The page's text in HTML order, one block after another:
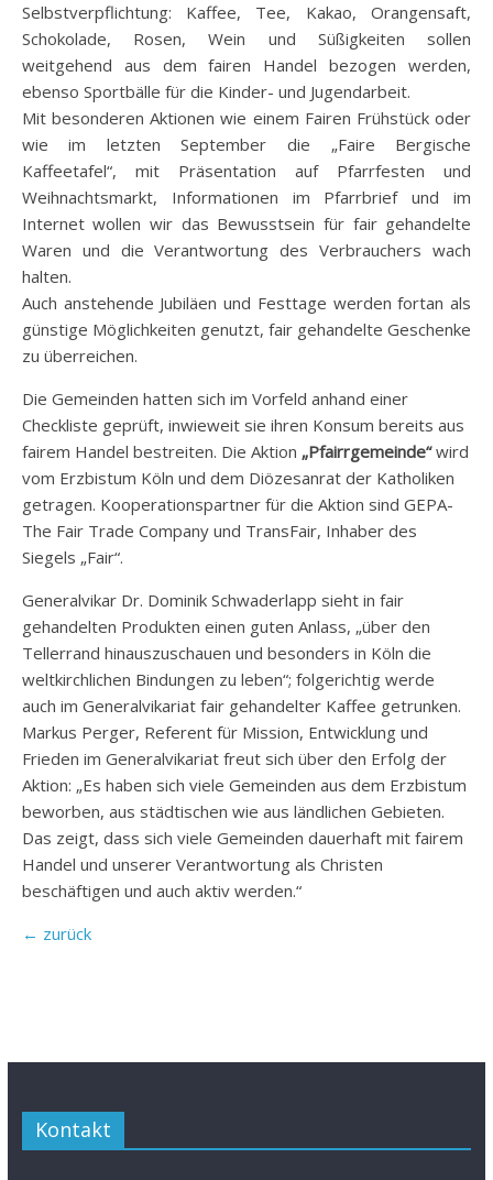
Selbstverpflichtung: Kaffee, Tee, Kakao, Orangensaft,
Schokolade, Rosen, Wein und Süßigkeiten sollen
weitgehend aus dem fairen Handel bezogen werden,
ebenso Sportbälle für die Kinder- und Jugendarbeit.
Mit besonderen Aktionen wie einem Fairen Frühstück oder
wie im letzten September die „Faire Bergische
Kaffeetafel“, mit Präsentation auf Pfarrfesten und
Weihnachtsmarkt, Informationen im Pfarrbrief und im
Internet wollen wir das Bewusstsein für fair gehandelte
Waren und die Verantwortung des Verbrauchers wach
halten.
Auch anstehende Jubiläen und Festtage werden fortan als
günstige Möglichkeiten genutzt, fair gehandelte Geschenke
zu überreichen.
Die Gemeinden hatten sich im Vorfeld anhand einer
Checkliste geprüft, inwieweit sie ihren Konsum bereits aus
fairem Handel bestreiten. Die Aktion „Pfairrgemeinde“wird
vom Erzbistum Köln und dem Diözesanrat der Katholiken
getragen. Kooperationspartner für die Aktion sind GEPA-
The Fair Trade Company und TransFair, Inhaber des
Siegels „Fair“.
Generalvikar Dr. Dominik Schwaderlapp sieht in fair
gehandelten Produkten einen guten Anlass, „über den
Tellerrand hinauszuschauen und besonders in Köln die
weltkirchlichen Bindungen zu leben“; folgerichtig werde
auch im Generalvikariat fair gehandelter Kaffee getrunken.
Markus Perger, Referent für Mission, Entwicklung und
Frieden im Generalvikariat freut sich über den Erfolg der
Aktion: „Es haben sich viele Gemeinden aus dem Erzbistum
beworben, aus städtischen wie aus ländlichen Gebieten.
Das zeigt, dass sich viele Gemeinden dauerhaft mit fairem
Handel und unserer Verantwortung als Christen
beschäftigen und auch aktiv werden.“
← zurück
Kontakt